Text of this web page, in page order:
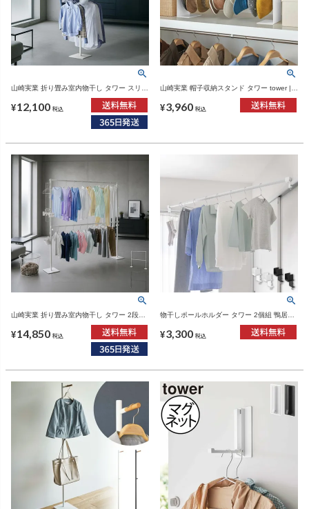
山崎実業 折り畳み室内物干し タワー スリム
tower | 室内物干し・タワーシリーズ
¥12,100 税込
山崎実業 帽子収納スタンド タワー tower |
インテリア雑貨・タワーシリーズ
¥3,960 税込
山崎実業 折り畳み室内物干し タワー 2段
tower | 室内物干し・タワーシリーズ
¥14,850 税込
物干しポールホルダー タワー 2個組 鴨居コ
ーナー用 tower | バスグッズ・タワーシリー
ズ
¥3,300 税込